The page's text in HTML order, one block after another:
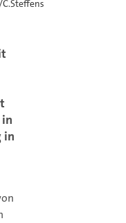
in